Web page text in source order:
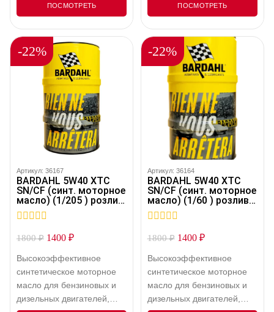
ПОСМОТРЕТЬ ПОСМОТРЕТЬ
-22%
Артикул: 36167
BARDAHL 5W40 XTC
SN/CF (синт. моторное
масло) (1/205 ) розлив
36167
out
5
1800₽ 1400 ₽
Высокоэффективное
синтетическое моторное
масло для бензиновых и
дизельных двигателей,
-22%
Артикул: 36164
BARDAHL 5W40 XTC
SN/CF (синт. моторное
масло) (1/60 ) розлив
36164
out
5
1800₽ 1400 ₽
Высокоэффективное
синтетическое моторное
масло для бензиновых и
дизельных двигателей,